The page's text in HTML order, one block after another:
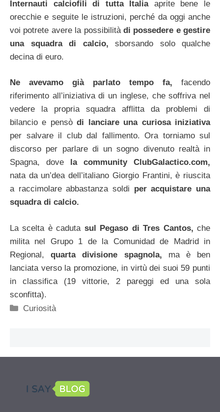
Internauti calciofili di tutta Italia aprite bene le
orecchie e seguite le istruzioni, perché da oggi anche
voi potrete avere la possibilità di possedere e gestire
una squadra di calcio, sborsando solo qualche
decina di euro.
Ne avevamo già parlato tempo fa, facendo
riferimento all’iniziativa di un inglese, che soffriva nel
vedere la propria squadra afflitta da problemi di
bilancio e pensòdi lanciare una curiosa iniziativa
per salvare il club dal fallimento. Ora torniamo sul
discorso per parlare di un sogno divenuto realtà in
Spagna, dove la community ClubGalactico.com,
nata da un’dea dell’italiano Giorgio Frantini, è riuscita
a raccimolare abbastanza soldi per acquistare una
squadra di calcio.
La scelta è caduta sul Pegaso di Tres Cantos,che
milita nel Grupo 1 de la Comunidad de Madrid in
Regional,quarta divisione spagnola, ma è ben
lanciata verso la promozione, in virtù dei suoi 59 punti
in classifica (19 vittorie, 2 pareggi ed una sola
sconfitta).
Categorie
Curiosità